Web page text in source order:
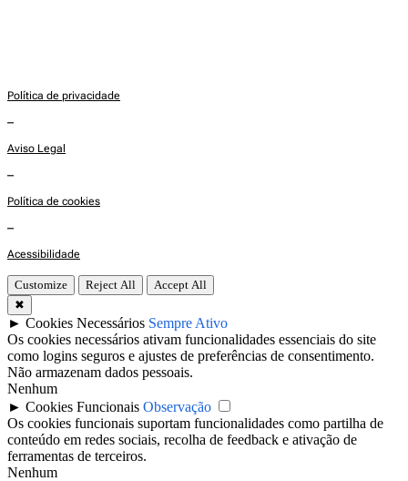
Política de privacidade
–
Aviso Legal
–
Política de cookies
–
Acessibilidade
Customize Reject All
Accept All
✖
► Cookies Necessários Sempre Ativo
Os cookies necessários ativam funcionalidades essenciais do site
como logins seguros e ajustes de preferências de consentimento.
Não armazenam dados pessoais.
Nenhum
► Cookies Funcionais Observação
Os cookies funcionais suportam funcionalidades como partilha de
conteúdo em redes sociais, recolha de feedback e ativação de
ferramentas de terceiros.
Nenhum